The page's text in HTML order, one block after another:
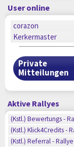
User online
corazon
Kerkermaster
Private
Mitteilungen
Aktive Rallyes
(Kstl.) Bewertungs -
(Kstl.) Klick4Credits -
(Kstl.) Referral - Rallye